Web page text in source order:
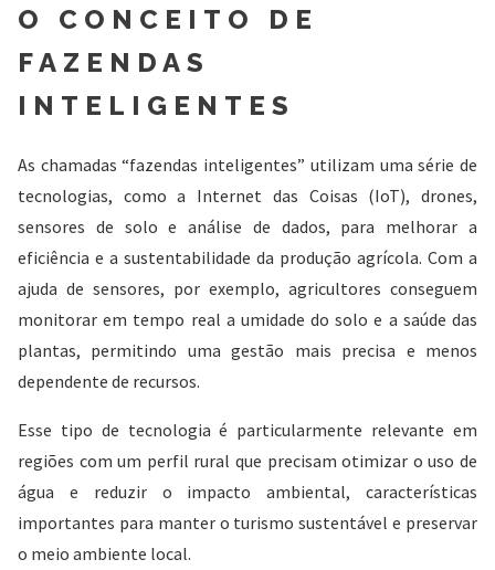
O CONCEITO DE
FAZENDAS
INTELIGENTES
As chamadas “fazendas inteligentes” utilizam uma série de
tecnologias, como a Internet das Coisas (IoT), drones,
sensores de solo e análise de dados, para melhorar a
eficiência e a sustentabilidade da produção agrícola. Com a
ajuda de sensores, por exemplo, agricultores conseguem
monitorar em tempo real a umidade do solo e a saúde das
plantas, permitindo uma gestão mais precisa e menos
dependente de recursos.
Esse tipo de tecnologia é particularmente relevante em
regiões com um perfil rural que precisam otimizar o uso de
água e reduzir o impacto ambiental, características
importantes para manter o turismo sustentável e preservar
o meio ambiente local.